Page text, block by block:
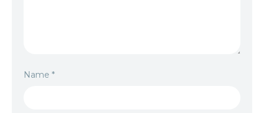
Name *